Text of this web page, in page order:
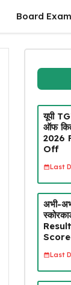
Board Exam
यूपी
ऑफ
2026
Off
Last
अभी-
Last